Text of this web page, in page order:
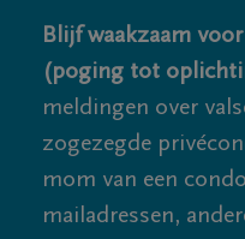
Blijf waakzaam
(poging tot
meldingen over
zogezegde
mom van een
mailadressen,